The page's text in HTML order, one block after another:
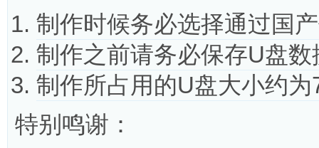
制作时候务必选择通过国
制作之前请务必保存U盘
制作所占用的U盘大小约
特别鸣谢：